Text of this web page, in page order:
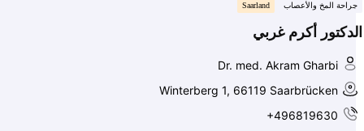
جراحة المخ والأعصاب Saarland
الدكتور أكرم غربي
Dr. med. Akram Gharbi
Winterberg 1, 66119 Saarbrücken
+496819630